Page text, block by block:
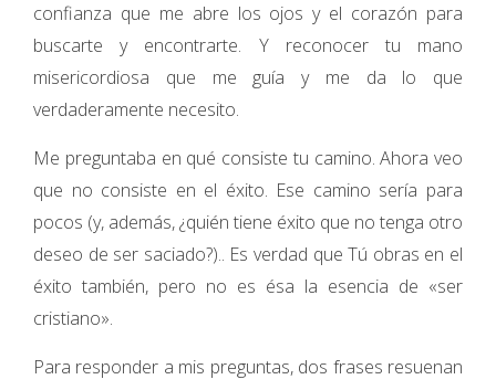
confianza que me abre los ojos y el corazón para
buscarte y encontrarte. Y reconocer tu mano
misericordiosa que me guía y me da lo que
verdaderamente necesito.
Me preguntaba en qué consiste tu camino. Ahora veo
que no consiste en el éxito. Ese camino sería para
pocos (y, además, ¿quién tiene éxito que no tenga otro
deseo de ser saciado?).. Es verdad que Tú obras en el
éxito también, pero no es ésa la esencia de «ser
cristiano».
Para responder a mis preguntas, dos frases resuenan